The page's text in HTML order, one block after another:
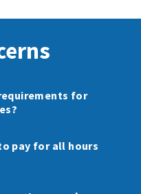
for
pay for all hours